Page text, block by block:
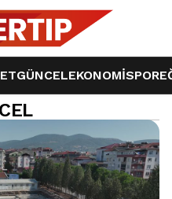
GÜNCELEKONOMİSPOR
bulundu